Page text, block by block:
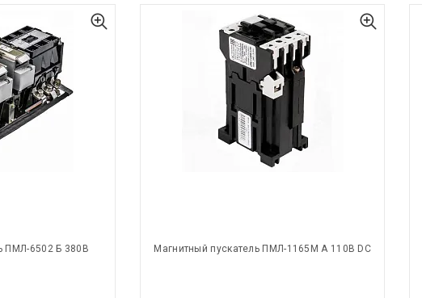
ПМЛ-6502 Б 380В Магнитный пускатель ПМЛ-1165М А 110В DC